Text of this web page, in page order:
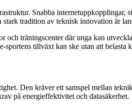
Snabba
tradition av teknisk innovation är
träningscenter där unga kan
tillväxt kan ske utan att belasta
Den kräver ett samspel mellan
på energieffektivitet och datasäkerhet.